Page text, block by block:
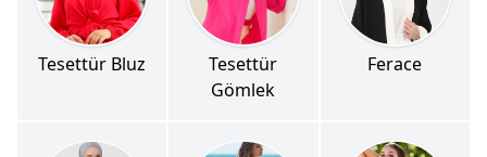
Tesettür Bluz
Tesettür
Gömlek
Ferace